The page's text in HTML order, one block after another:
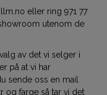
eller ring 971 77
utenom de
av det vi selger i
på at vi har
sende oss en mail
og farge så tar vi det